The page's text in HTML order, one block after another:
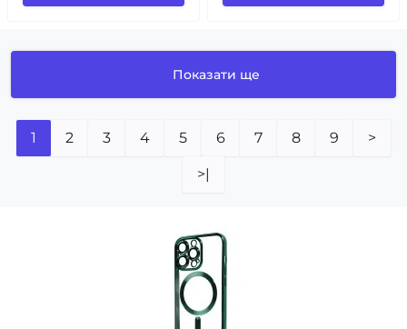
Показати ще
1 2 3 4 5 6 7 8 9 >
>|